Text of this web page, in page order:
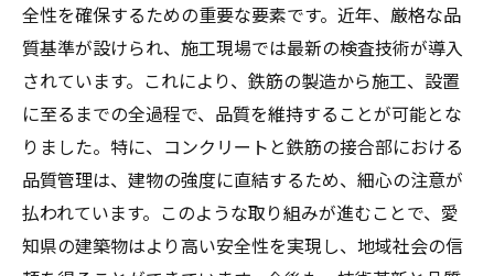
全性を確保するための重要な要素です。近年、厳格な品
質基準が設けられ、施工現場では最新の検査技術が導入
されています。これにより、鉄筋の製造から施工、設置
に至るまでの全過程で、品質を維持することが可能とな
りました。特に、コンクリートと鉄筋の接合部における
品質管理は、建物の強度に直結するため、細心の注意が
払われています。このような取り組みが進むことで、愛
知県の建築物はより高い安全性を実現し、地域社会の信